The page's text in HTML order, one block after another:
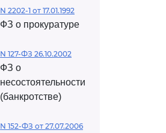
N 2202-1 от 17.01.1992
ФЗ о прокуратуре
N 127-ФЗ 26.10.2002
ФЗ о
несостоятельности
(банкротстве)
N 152-ФЗ от 27.07.2006